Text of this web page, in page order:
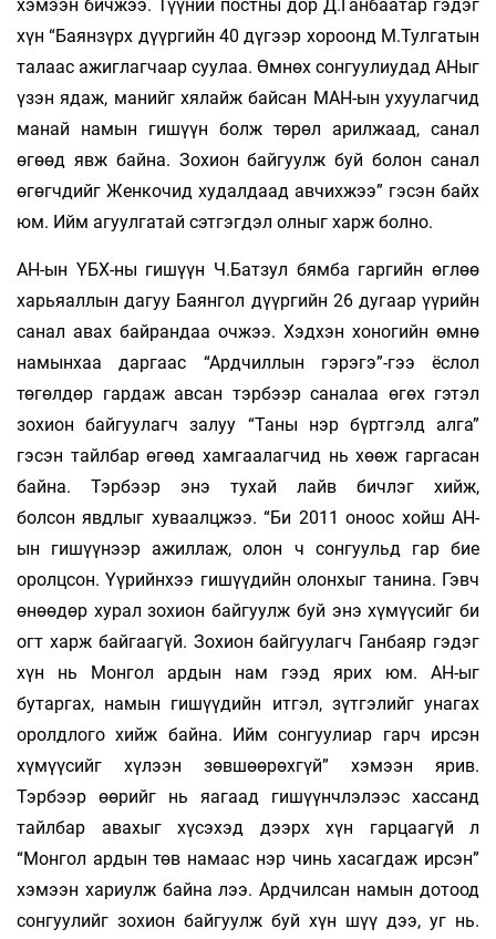
хэмээн бичжээ. Түүний постны дор Д.Ганбаатар гэдэг
хүн “Баянзүрх дүүргийн 40 дүгээр хороонд М.Тулгатын
талаас ажиглагчаар суулаа. Өмнөх сонгуулиудад АНыг
үзэн ядаж, манийг хялайж байсан МАН-ын ухуулагчид
манай намын гишүүн болж төрөл арилжаад, санал
өгөөд явж байна. Зохион байгуулж буй болон санал
өгөгчдийг Женкочид худалдаад авчихжээ” гэсэн байх
юм. Ийм агуулгатай сэтгэгдэл олныг харж болно.
АН-ын ҮБХ-ны гишүүн Ч.Батзул бямба гаргийн өглөө
харьяаллын дагуу Баянгол дүүргийн 26 дугаар үүрийн
санал авах байрандаа очжээ. Хэдхэн хоногийн өмнө
намынхаа даргаас “Ардчиллын гэрэгэ”-гээ ёслол
төгөлдөр гардаж авсан тэрбээр саналаа өгөх гэтэл
зохион байгуулагч залуу “Таны нэр бүртгэлд алга”
гэсэн тайлбар өгөөд хамгаалагчид нь хөөж гаргасан
байна. Тэрбээр энэ тухай лайв бичлэг хийж,
болсон явдлыг хуваалцжээ. “Би 2011 оноос хойш АН-
ын гишүүнээр ажиллаж, олон ч сонгуульд гар бие
оролцсон. Үүрийнхээ гишүүдийн олонхыг танина. Гэвч
өнөөдөр хурал зохион байгуулж буй энэ хүмүүсийг би
огт харж байгаагүй. Зохион байгуулагч Ганбаяр гэдэг
хүн нь Монгол ардын нам гээд ярих юм. АН-ыг
бутаргах, намын гишүүдийн итгэл, зүтгэлийг унагах
оролдлого хийж байна. Ийм сонгуулиар гарч ирсэн
хүмүүсийг хүлээн зөвшөөрөхгүй” хэмээн ярив.
Тэрбээр өөрийг нь яагаад гишүүнчлэлээс хассанд
тайлбар авахыг хүсэхэд дээрх хүн гарцаагүй л
“Монгол ардын төв намаас нэр чинь хасагдаж ирсэн”
хэмээн хариулж байна лээ. Ардчилсан намын дотоод
сонгуулийг зохион байгуулж буй хүн шүү дээ, уг нь.